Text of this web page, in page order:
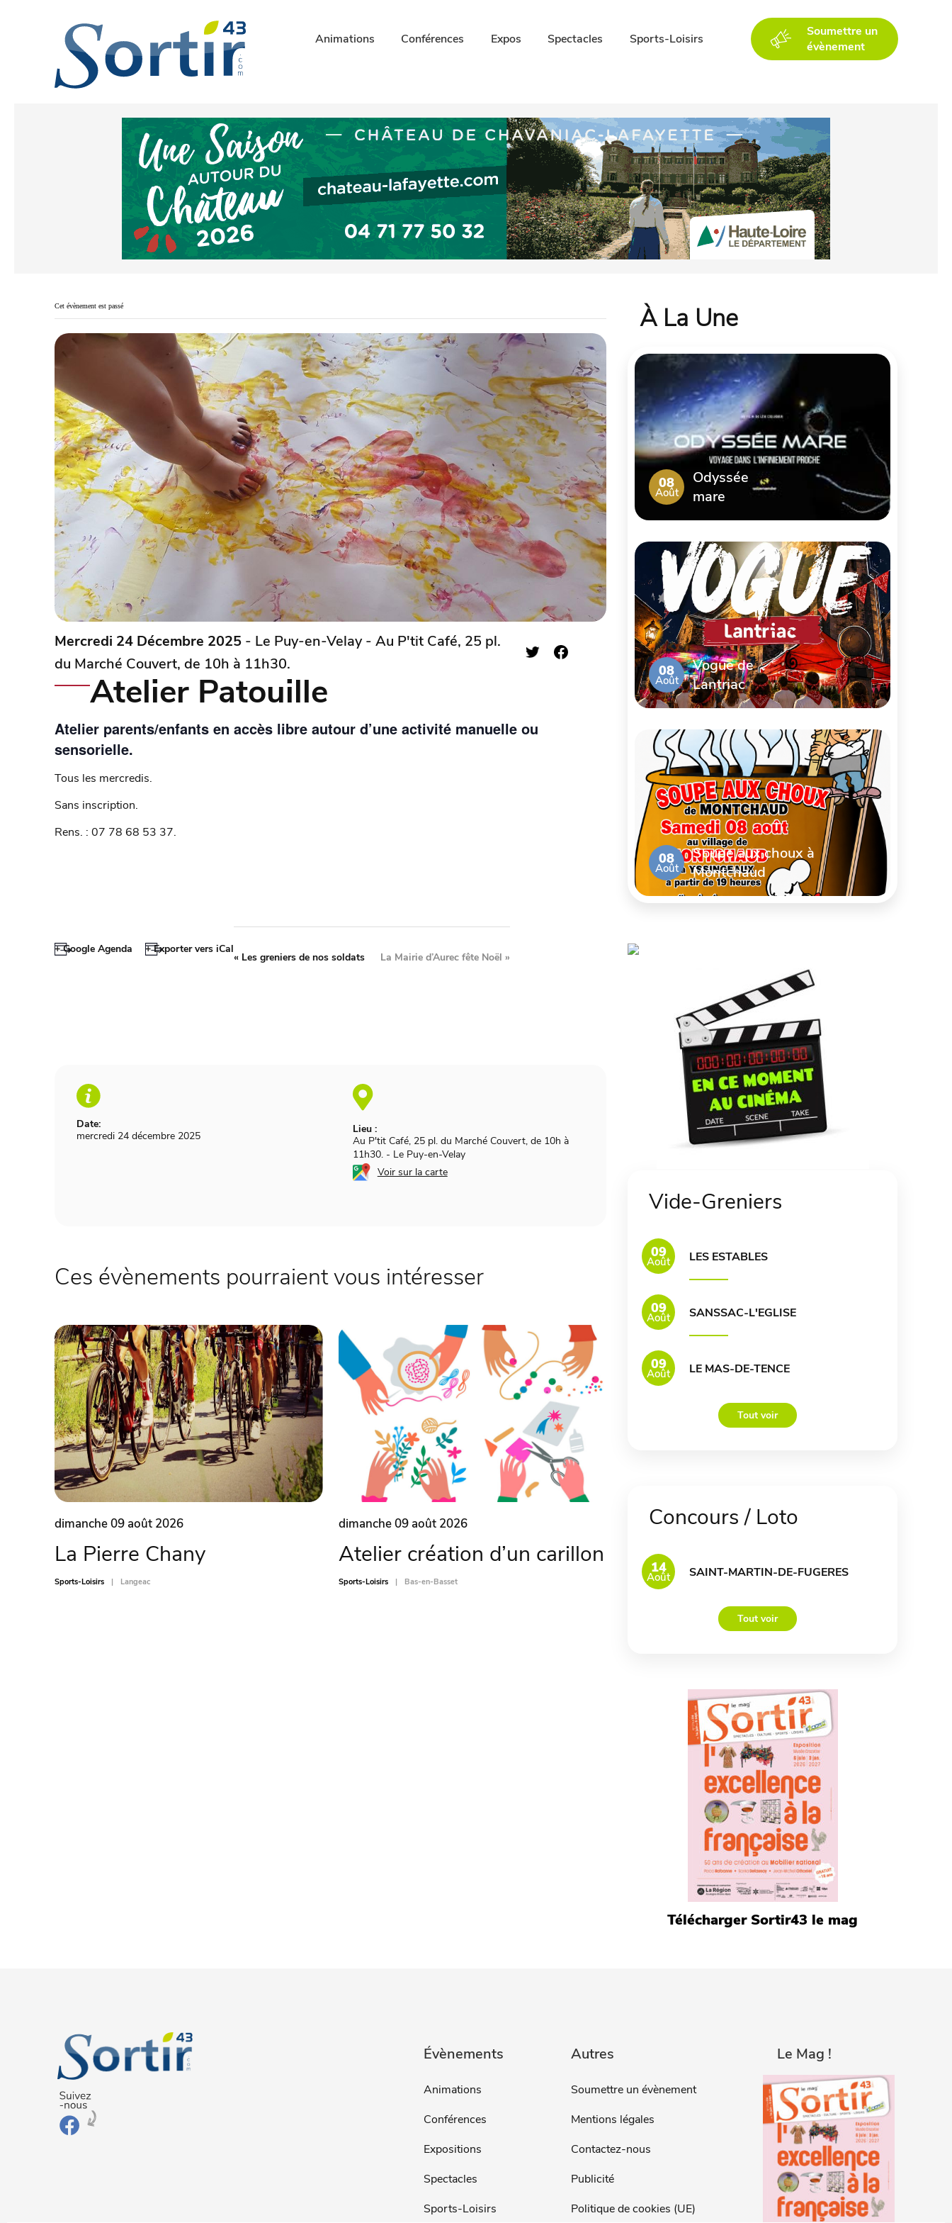
Animations Conférences Expos Spectacles Sports-Loisirs
Soumettre un
évènement
Cet évènement est passé
Mercredi 24 Décembre 2025 - Le Puy-en-Velay - Au P'tit Café, 25 pl.
du Marché Couvert, de 10h à 11h30.
Atelier Patouille
Atelier parents/enfants en accès libre autour d’une activité manuelle ou
sensorielle.
Tous les mercredis.
Sans inscription.
Rens. : 07 78 68 53 37.
+ Google Agenda + Exporter vers iCal
Date:
mercredi 24 décembre 2025
Lieu :
Au P'tit Café, 25 pl. du Marché Couvert, de 10h à
11h30. - Le Puy-en-Velay
Voir sur la carte
«Les greniers de nos soldats La Mairie d’Aurec fête Noël »
Ces évènements pourraient vous intéresser
dimanche 09 août 2026
La Pierre Chany
Sports-Loisirs Langeac
dimanche 09 août 2026
Atelier création d’un carillon
Sports-Loisirs Bas-en-Basset
À La Une
08
Août
Odyssée
mare
08
Août
Vogue de
Lantriac
08
Août
Soupe aux choux à
Montchaud
Vide-Greniers
09
Août LES ESTABLES
09
Août SANSSAC-L'EGLISE
09
Août LE MAS-DE-TENCE
Tout voir
Concours / Loto
14
Août SAINT-MARTIN-DE-FUGERES
Tout voir
Télécharger Sortir43 le mag
Évènements
Animations
Conférences
Expositions
Spectacles
Sports-Loisirs
Autres
Soumettre un évènement
Mentions légales
Contactez-nous
Publicité
Politique de cookies (UE)
Le Mag !